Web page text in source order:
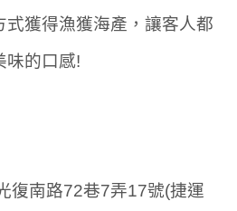
式獲得漁獲海產，讓客人都
味的口感!
復南路72巷7弄17號(捷運